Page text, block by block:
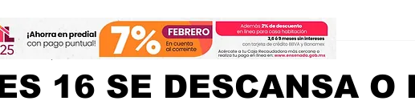
San Quintín, BC Bahía de los Ángeles, BC Columnas Invitadas
16 SE DESCANSA O
O 1 min de lectura